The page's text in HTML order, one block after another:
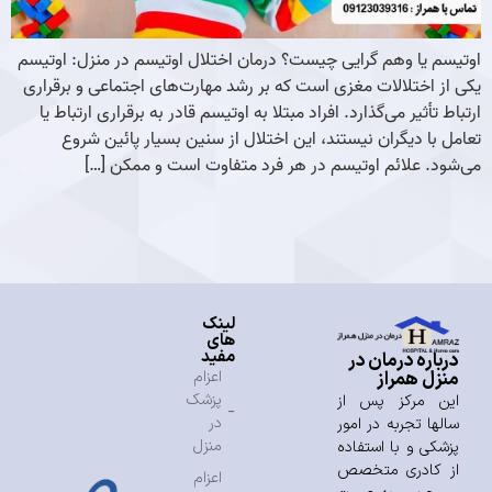
اوتیسم یا وهم گرایی چیست؟ درمان اختلال اوتیسم در منزل: اوتیسم
یکی از اختلالات مغزی است که بر رشد مهارت‌های اجتماعی و برقراری
ارتباط تأثیر می‌گذارد. افراد مبتلا به اوتیسم قادر به برقراری ارتباط یا
تعامل با دیگران نیستند، این اختلال از سنین بسیار پائین شروع
می‌شود. علائم اوتیسم در هر فرد متفاوت است و ممکن […]
درباره درمان در
منزل همراز
این مرکز پس از
سالها تجربه در امور
پزشکی و با استفاده
از کادری متخصص
لینک
های
مفید
اعزام
پزشک
در
منزل
اعزام